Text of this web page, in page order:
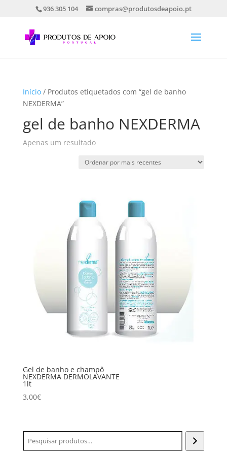
936 305 104 compras@produtosdeapoio.pt
Início/ Produtos etiquetados com “gel de banho
NEXDERMA”
gel de banho NEXDERMA
Apenas um resultado
Gel de banho e champô
NEXDERMA DERMOLAVANTE
1lt
3,00€